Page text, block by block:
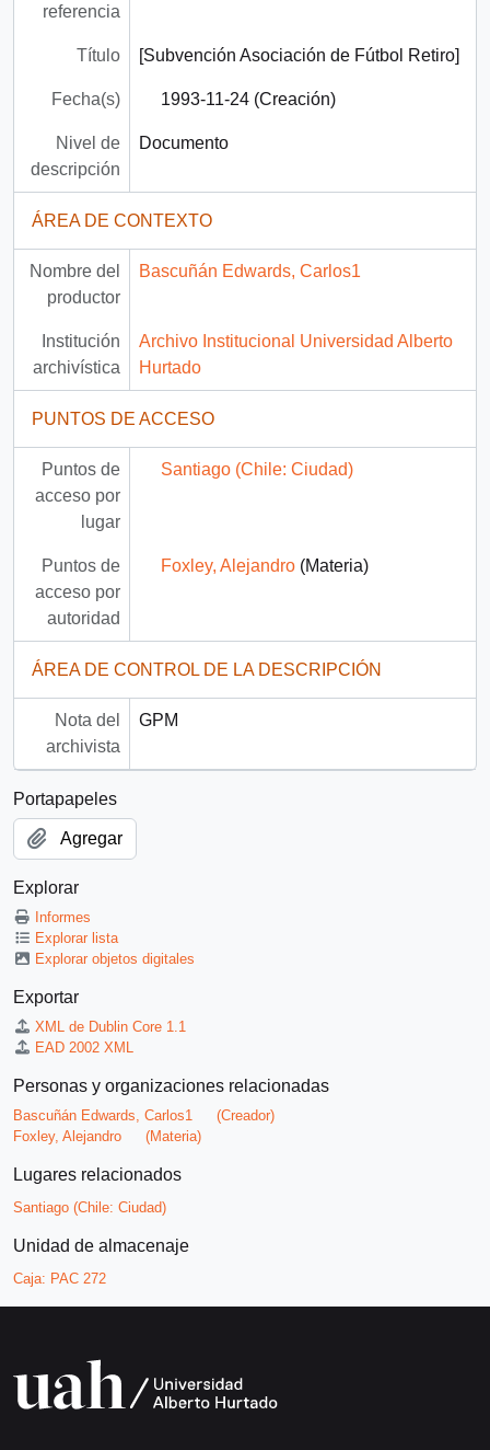
referencia
Título [Subvención Asociación de Fútbol Retiro]
Fecha(s) 1993-11-24 (Creación)
Nivel de
descripción
Documento
ÁREA DE CONTEXTO
Nombre del
productor
Bascuñán Edwards, Carlos1
Institución
archivística
Archivo Institucional Universidad Alberto
Hurtado
PUNTOS DE ACCESO
Puntos de
acceso por
lugar
Santiago (Chile: Ciudad)
Puntos de
acceso por
autoridad
Foxley, Alejandro(Materia)
ÁREA DE CONTROL DE LA DESCRIPCIÓN
Nota del
archivista
GPM
Portapapeles
Agregar
Explorar
Informes
Explorar lista
Explorar objetos digitales
Exportar
XML de Dublin Core 1.1
EAD 2002 XML
Personas y organizaciones relacionadas
Bascuñán Edwards, Carlos1
(Creador)
Foxley, Alejandro
(Materia)
Lugares relacionados
Santiago (Chile: Ciudad)
Unidad de almacenaje
Caja: PAC 272